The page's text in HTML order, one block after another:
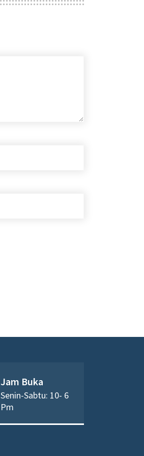
Jam Buka
Senin-Sabtu: 10- 6
Pm